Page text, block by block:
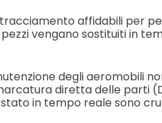
affidabili per
vengano sostituiti in
degli aeromobili
diretta delle parti
in tempo reale sono